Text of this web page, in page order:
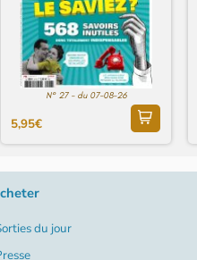
N° 27 - du 07-08-26
5,95€
du jour